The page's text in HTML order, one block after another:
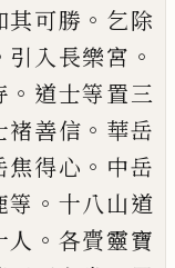
其可勝 。 乞除
引 入長樂宮 。
。 道士等置三
褚善信 。 華岳
焦得心 。 中岳
等 。 十八山道
人 。 各賷靈寶